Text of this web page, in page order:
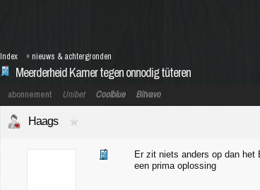
Meerderheid Kamer tegen onnodig tüteren
Index » nieuws & achtergronden
abonnement Unibet Coolblue Bitvavo
Haags
Er zit niets anders op dan
een prima oplossing